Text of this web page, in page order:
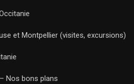
et Montpellier (visites, excursions)
Nos bons plans